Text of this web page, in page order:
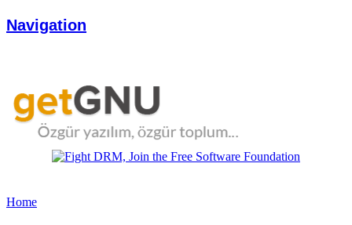
Navigation
Home